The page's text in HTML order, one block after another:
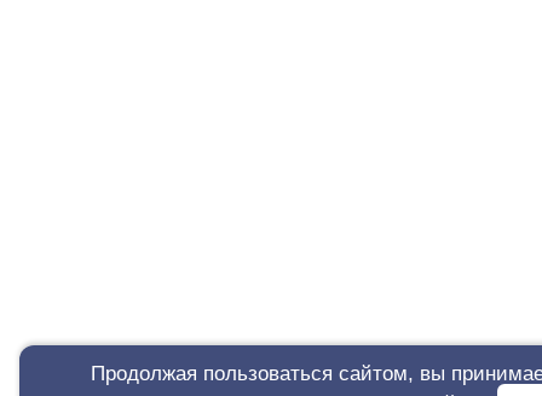
Продолжая пользоваться сайтом, вы